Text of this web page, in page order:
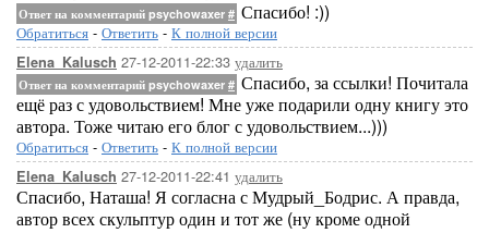
Ответ на комментарий psychowaxer # Спасибо! :))
Обратиться - Ответить - К полной версии
Elena_Kalusch 27-12-2011-22:33 удалить
Ответ на комментарий psychowaxer # Спасибо, за ссылки! Почитала
ещё раз с удовольствием! Мне уже подарили одну книгу это
автора. Тоже читаю его блог с удовольствием...)))
Обратиться - Ответить - К полной версии
Elena_Kalusch 27-12-2011-22:41 удалить
Спасибо, Наташа! Я согласна с Мудрый_Бодрис. А правда,
автор всех скульптур один и тот же (ну кроме одной